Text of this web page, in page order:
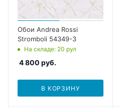
Обои Andrea Rossi
Stromboli 54349-3
На складе: 20 рул
4 800 руб.
В КОРЗИНУ